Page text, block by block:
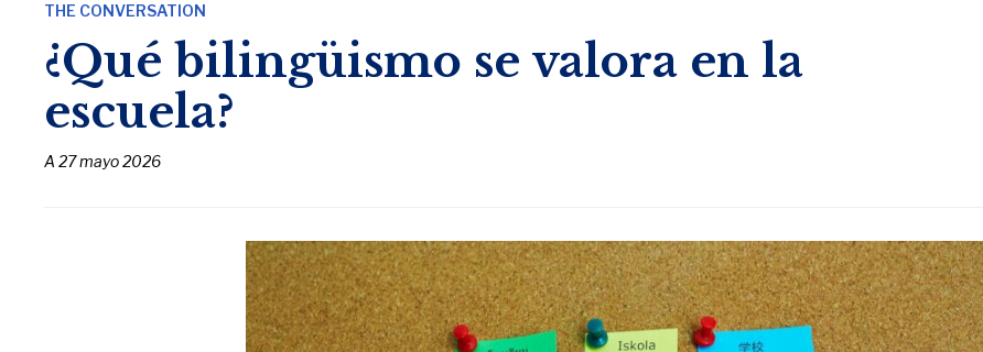
navigation
THE CONVERSATION
¿Qué bilingüismo se valora en la
escuela?
A27 mayo 2026